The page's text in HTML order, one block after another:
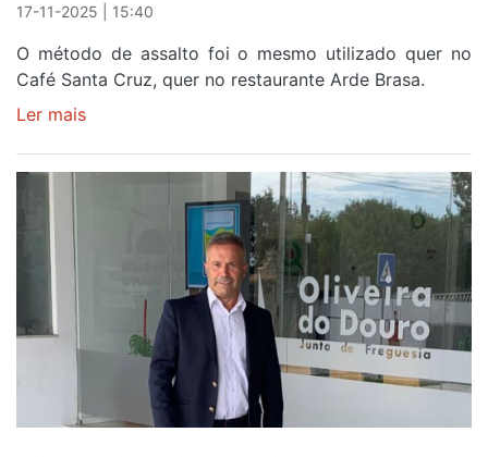
17-11-2025 | 15:40
O método de assalto foi o mesmo utilizado quer no
Café Santa Cruz, quer no restaurante Arde Brasa.
Ler mais
madrugada